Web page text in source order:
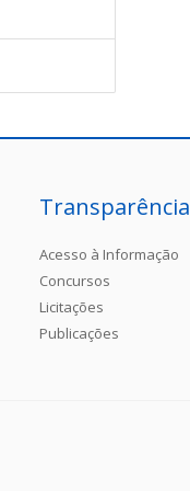
Transparência
Acesso à Informação
Concursos
Licitações
Publicações